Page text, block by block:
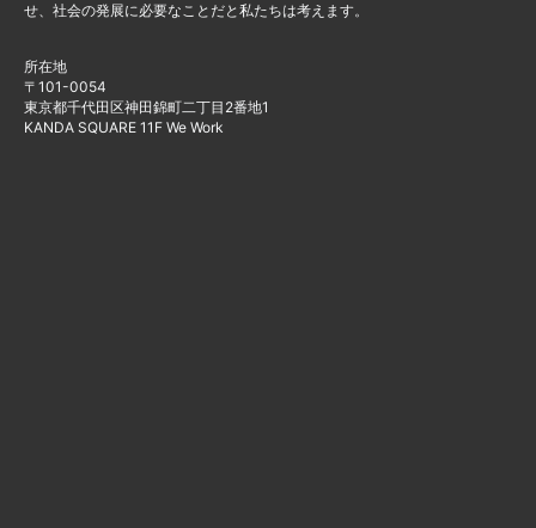
せ、社会の発展に必要なことだと私たちは考えます。
所在地
〒101-0054
東京都千代田区神田錦町二丁目2番地1
KANDA SQUARE 11F We Work